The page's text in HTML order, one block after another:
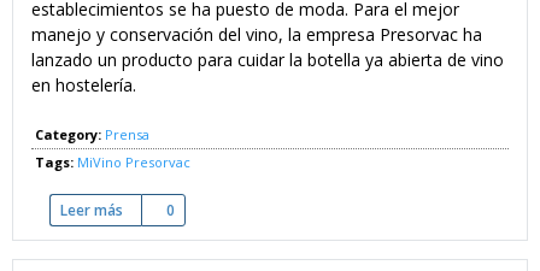
establecimientos se ha puesto de moda. Para el mejor
manejo y conservación del vino, la empresa Presorvac ha
lanzado un producto para cuidar la botella ya abierta de vino
en hostelería.
Category: Prensa
Tags: MiVino Presorvac
Leer más sobre El vino por copas ya tiene quien lo cuide
0